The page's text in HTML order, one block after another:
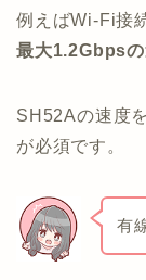
例えばWi-Fi接
最大1.2Gbps
SH52Aの速度
が必須です。
有